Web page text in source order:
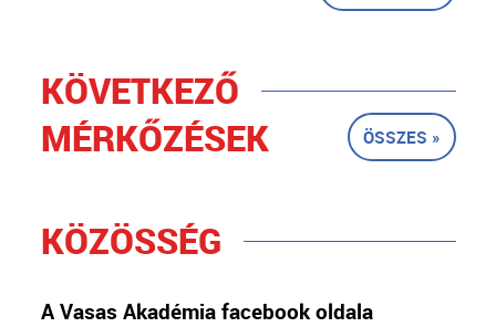
KÖVETKEZŐ
MÉRKŐZÉSEK
ÖSSZES »
KÖZÖSSÉG
A Vasas Akadémia facebook oldala